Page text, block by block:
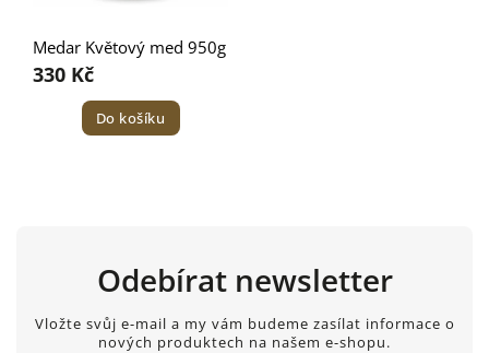
Medar Květový med 950g
330 Kč
Do košíku
Odebírat newsletter
Vložte svůj e-mail a my vám budeme zasílat informace o
nových produktech na našem e-shopu.